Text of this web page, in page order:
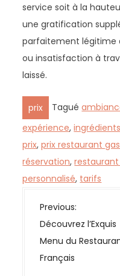
service soit à la
une gratification
parfaitement légitime
ou insatisfaction à
laissé.
prix Tagué
expérience,
prix,prix restaurant
réservation,
personnalisé, tarifs
N
a
v
i
Previous:
Découvrez l’Exquis
Menu du
Français